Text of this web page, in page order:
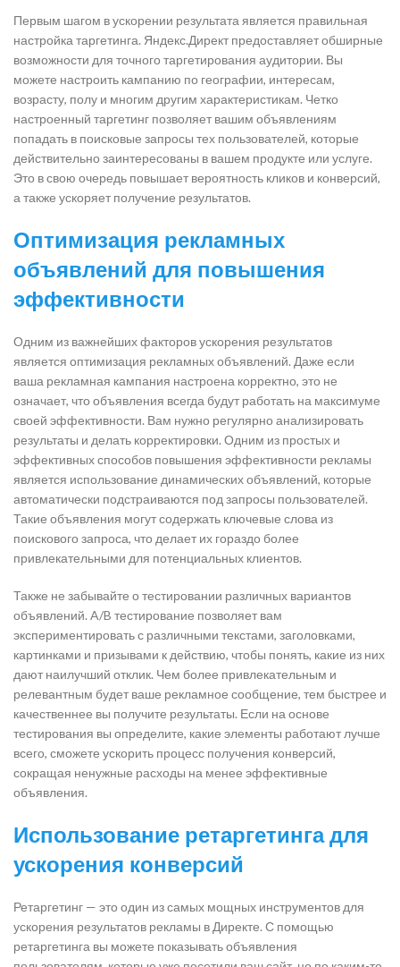
Первым шагом в ускорении результата является правильная
настройка таргетинга. Яндекс.Директ предоставляет обширные
возможности для точного таргетирования аудитории. Вы
можете настроить кампанию по географии, интересам,
возрасту, полу и многим другим характеристикам. Четко
настроенный таргетинг позволяет вашим объявлениям
попадать в поисковые запросы тех пользователей, которые
действительно заинтересованы в вашем продукте или услуге.
Это в свою очередь повышает вероятность кликов и конверсий,
а также ускоряет получение результатов.
Оптимизация рекламных
объявлений для повышения
эффективности
Одним из важнейших факторов ускорения результатов
является оптимизация рекламных объявлений. Даже если
ваша рекламная кампания настроена корректно, это не
означает, что объявления всегда будут работать на максимуме
своей эффективности. Вам нужно регулярно анализировать
результаты и делать корректировки. Одним из простых и
эффективных способов повышения эффективности рекламы
является использование динамических объявлений, которые
автоматически подстраиваются под запросы пользователей.
Такие объявления могут содержать ключевые слова из
поискового запроса, что делает их гораздо более
привлекательными для потенциальных клиентов.
Также не забывайте о тестировании различных вариантов
объявлений. A/B тестирование позволяет вам
экспериментировать с различными текстами, заголовками,
картинками и призывами к действию, чтобы понять, какие из них
дают наилучший отклик. Чем более привлекательным и
релевантным будет ваше рекламное сообщение, тем быстрее и
качественнее вы получите результаты. Если на основе
тестирования вы определите, какие элементы работают лучше
всего, сможете ускорить процесс получения конверсий,
сокращая ненужные расходы на менее эффективные
объявления.
Использование ретаргетинга для
ускорения конверсий
Ретаргетинг — это один из самых мощных инструментов для
ускорения результатов рекламы в Директе. С помощью
ретаргетинга вы можете показывать объявления